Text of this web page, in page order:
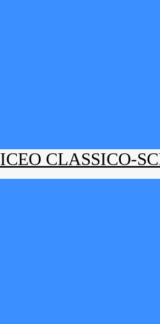
CLASSICO-